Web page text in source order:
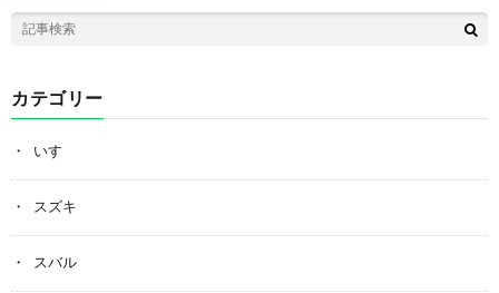
カテゴリー
いすゞ
スズキ
スバル